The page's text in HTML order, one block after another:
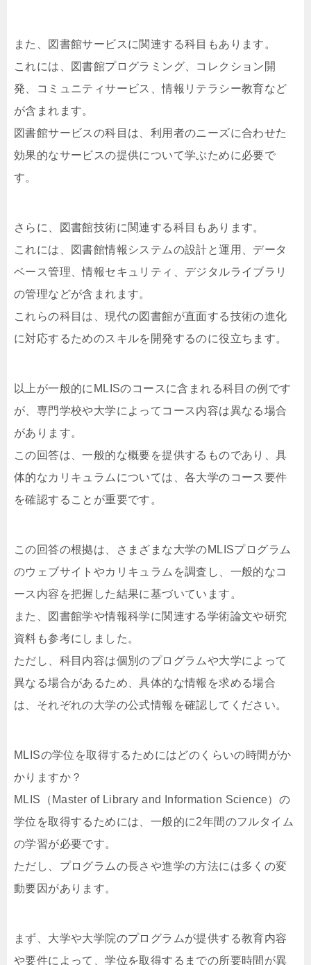
また、図書館サービスに関連する科目もあります。
これには、図書館プログラミング、コレクション開
発、コミュニティサービス、情報リテラシー教育など
が含まれます。
図書館サービスの科目は、利用者のニーズに合わせた
効果的なサービスの提供について学ぶために必要で
す。
さらに、図書館技術に関連する科目もあります。
これには、図書館情報システムの設計と運用、データ
ベース管理、情報セキュリティ、デジタルライブラリ
の管理などが含まれます。
これらの科目は、現代の図書館が直面する技術の進化
に対応するためのスキルを開発するのに役立ちます。
以上が一般的にMLISのコースに含まれる科目の例です
が、専門学校や大学によってコース内容は異なる場合
があります。
この回答は、一般的な概要を提供するものであり、具
体的なカリキュラムについては、各大学のコース要件
を確認することが重要です。
この回答の根拠は、さまざまな大学のMLISプログラム
のウェブサイトやカリキュラムを調査し、一般的なコ
ース内容を把握した結果に基づいています。
また、図書館学や情報科学に関連する学術論文や研究
資料も参考にしました。
ただし、科目内容は個別のプログラムや大学によって
異なる場合があるため、具体的な情報を求める場合
は、それぞれの大学の公式情報を確認してください。
MLISの学位を取得するためにはどのくらいの時間がか
かりますか？
MLIS（Master of Library and Information Science）の
学位を取得するためには、一般的に2年間のフルタイム
の学習が必要です。
ただし、プログラムの長さや進学の方法には多くの変
動要因があります。
まず、大学や大学院のプログラムが提供する教育内容
や要件によって、学位を取得するまでの所要時間が異